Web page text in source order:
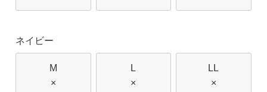
ネイビー
M
×
L
×
LL
×